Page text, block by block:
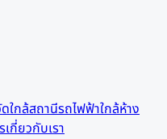
ใกล้สถานีรถไฟฟ้าใกล้ห้าง
เกี่ยวกับเรา